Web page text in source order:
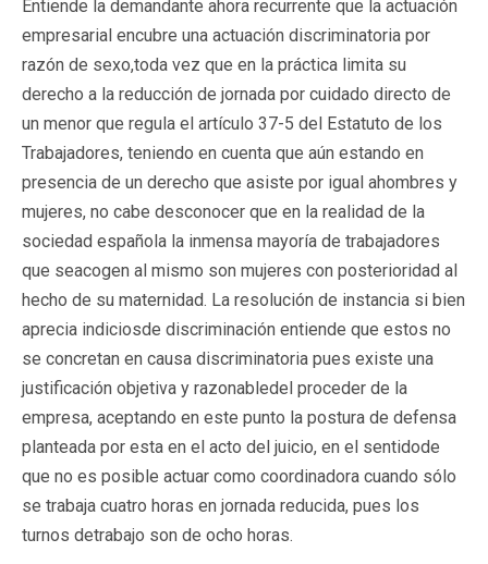
Entiende la demandante ahora recurrente que la actuación
empresarial encubre una actuación discriminatoria por
razón de sexo,toda vez que en la práctica limita su
derecho a la reducción de jornada por cuidado directo de
un menor que regula el artículo 37-5 del Estatuto de los
Trabajadores, teniendo en cuenta que aún estando en
presencia de un derecho que asiste por igual ahombres y
mujeres, no cabe desconocer que en la realidad de la
sociedad española la inmensa mayoría de trabajadores
que seacogen al mismo son mujeres con posterioridad al
hecho de su maternidad. La resolución de instancia si bien
aprecia indiciosde discriminación entiende que estos no
se concretan en causa discriminatoria pues existe una
justificación objetiva y razonabledel proceder de la
empresa, aceptando en este punto la postura de defensa
planteada por esta en el acto del juicio, en el sentidode
que no es posible actuar como coordinadora cuando sólo
se trabaja cuatro horas en jornada reducida, pues los
turnos detrabajo son de ocho horas.